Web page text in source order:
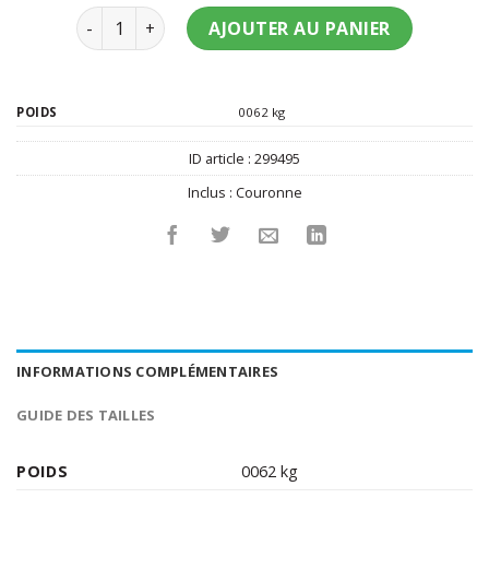
quantité de Couronne reine malveillante latex
AJOUTER AU PANIER
POIDS 0062 kg
ID article : 299495
Inclus : Couronne
INFORMATIONS COMPLÉMENTAIRES
GUIDE DES TAILLES
POIDS 0062 kg